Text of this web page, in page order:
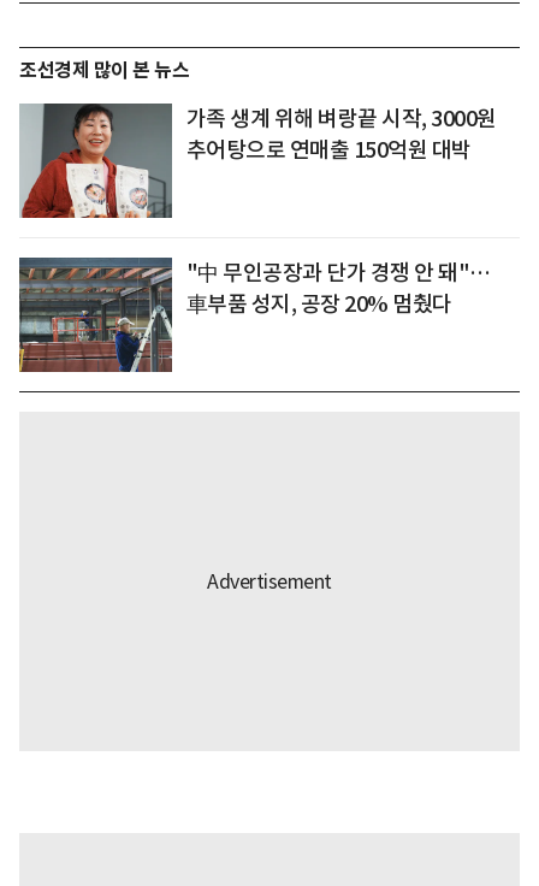
조선경제 많이 본 뉴스
가족 생계 위해 벼랑끝 시작, 3000원
추어탕으로 연매출 150억원 대박
"中 무인공장과 단가 경쟁 안 돼"…
車부품 성지, 공장 20% 멈췄다